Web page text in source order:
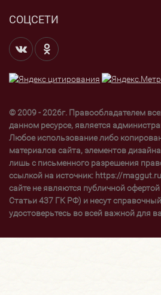
СОЦСЕТИ
© 2009 - 2026г. Правообладателем
данном ресурсе, является
Любое использование либо
материалов сайта, элементов
лишь с письменного разрешения
ссылкой на источник: https://maggut.ru
сайте не являются публичной
Статьи 437 ГК РФ) и несут
удостоверьтесь во всей важной для